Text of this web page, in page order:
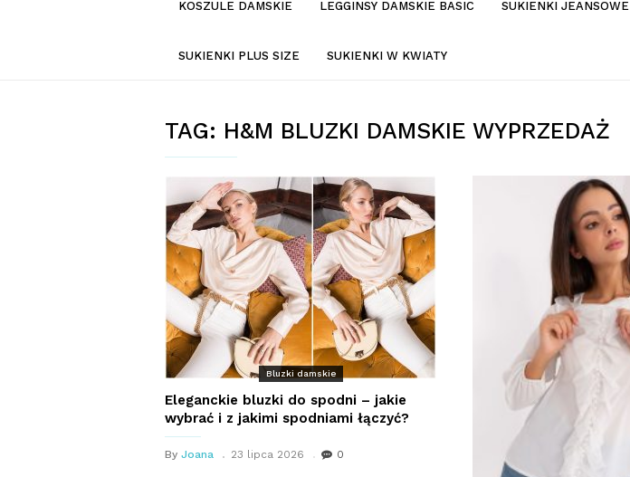
KOSZULE DAMSKIE LEGGINSY DAMSKIE BASIC SUKIENKI JEANSOWE
SUKIENKI PLUS SIZE SUKIENKI W KWIATY
TAG: H&M BLUZKI DAMSKIE WYPRZEDAŻ
Bluzki damskie
Eleganckie bluzki do spodni – jakie
wybrać i z jakimi spodniami łączyć?
By Joana 23 lipca 2026 0